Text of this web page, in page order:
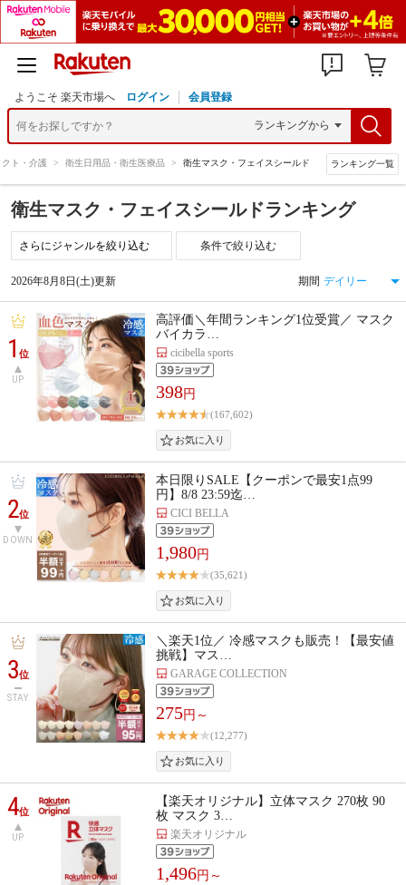
ようこそ 楽天市場へ ログイン 会員登録
ト・介護 > 衛生日用品・衛生医療品 > 衛生マスク・フェイスシールド ランキング一覧
衛生マスク・フェイスシールドランキング
条件で絞り込む
2026年8月8日(土)更新 期間
1位
UP
高評価＼年間ランキング1位受賞／ マスク
バイカラ…
cicibella sports
398円
(167,602)
2位
DOWN
本日限りSALE【クーポンで最安1点99
円】8/8 23:59迄…
CICI BELLA
1,980円
(35,621)
3位
STAY
＼楽天1位／ 冷感マスクも販売！【最安値
挑戦】マス…
GARAGE COLLECTION
275円～
(12,277)
4位
UP
【楽天オリジナル】立体マスク 270枚 90
枚 マスク 3…
楽天オリジナル
1,496円～